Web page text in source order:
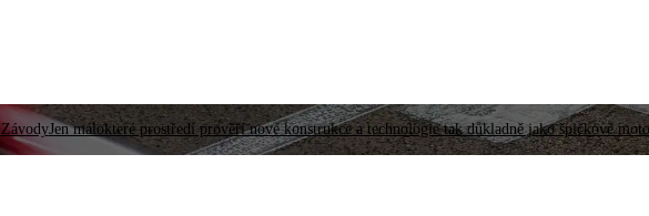
ZávodyJen málokteré prostředí prověří nové konstrukce a technologie tak důkladně jako špičkové